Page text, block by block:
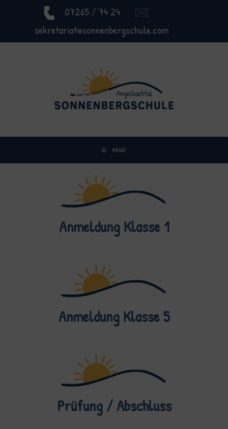
07265 / 74 24
sekretariat@sonnenbergschule.com
MENÜ
Anmeldung Klasse 1
Anmeldung Klasse 5
Prüfung / Abschluss